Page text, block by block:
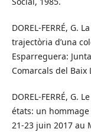
DOREL-FERRÉ, G.
trajectòria d’una
Esparreguera:
Comarcals del Baix
DOREL-FERRÉ, G.
états: un
21-23 juin 2017 au